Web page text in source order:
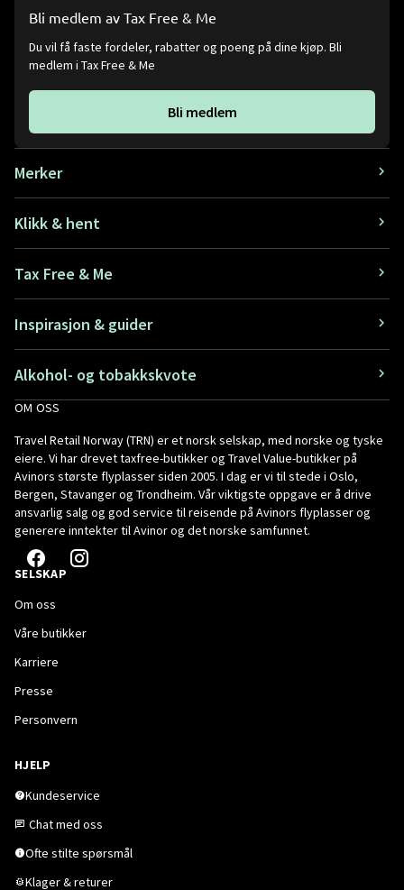
Bli medlem av Tax Free & Me
Du vil få faste fordeler, rabatter og poeng på dine kjøp. Bli
medlem i Tax Free & Me
Bli medlem
Merker
Klikk & hent
Tax Free & Me
Inspirasjon & guider
Alkohol- og tobakkskvote
OM OSS
Travel Retail Norway (TRN) er et norsk selskap, med norske og tyske
eiere. Vi har drevet taxfree-butikker og Travel Value-butikker på
Avinors største flyplasser siden 2005. I dag er vi til stede i Oslo,
Bergen, Stavanger og Trondheim. Vår viktigste oppgave er å drive
ansvarlig salg og god service til reisende på Avinors flyplasser og
generere inntekter til Avinor og det norske samfunnet.
SELSKAP
Om oss
Våre butikker
Karriere
Presse
Personvern
HJELP
Kundeservice
Chat med oss
Ofte stilte spørsmål
Klager & returer